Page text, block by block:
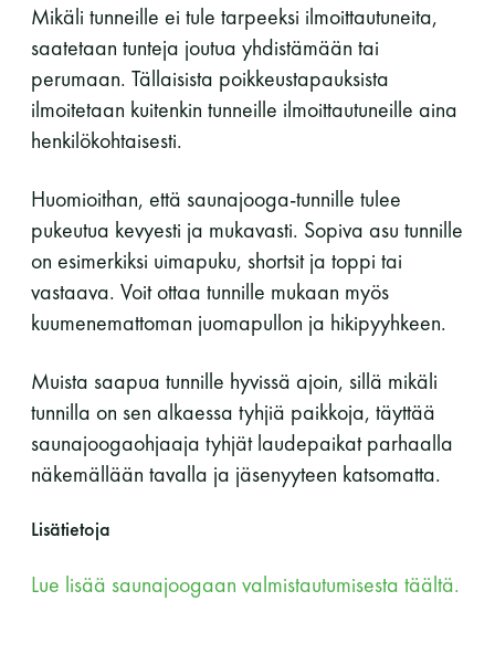
Mikäli tunneille ei tule tarpeeksi ilmoittautuneita,
saatetaan tunteja joutua yhdistämään tai
perumaan. Tällaisista poikkeustapauksista
ilmoitetaan kuitenkin tunneille ilmoittautuneille aina
henkilökohtaisesti.
Huomioithan, että saunajooga-tunnille tulee
pukeutua kevyesti ja mukavasti. Sopiva asu tunnille
on esimerkiksi uimapuku, shortsit ja toppi tai
vastaava. Voit ottaa tunnille mukaan myös
kuumenemattoman juomapullon ja hikipyyhkeen.
Muista saapua tunnille hyvissä ajoin, sillä mikäli
tunnilla on sen alkaessa tyhjiä paikkoja, täyttää
saunajoogaohjaaja tyhjät laudepaikat parhaalla
näkemällään tavalla ja jäsenyyteen katsomatta.
Lisätietoja
Lue lisää saunajoogaan valmistautumisesta täältä.